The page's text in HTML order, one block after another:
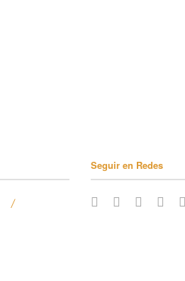
Seguir en Redes